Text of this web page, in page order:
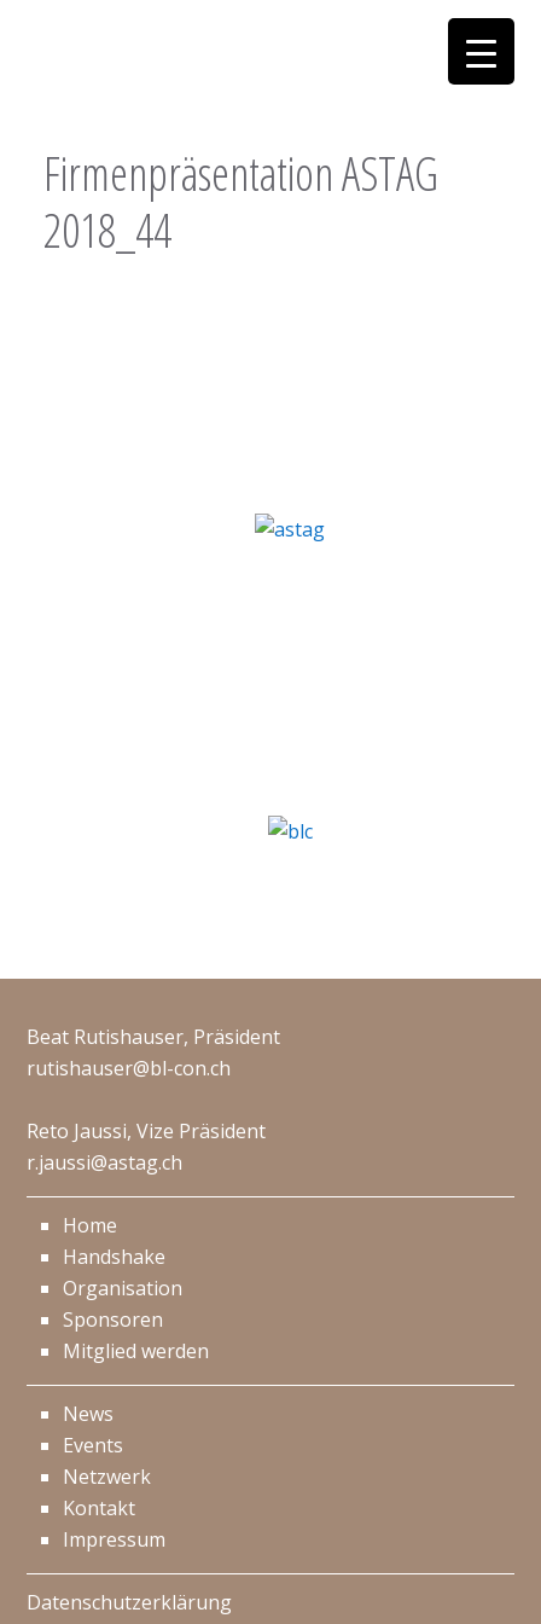
Firmenpräsentation ASTAG
2018_44
Beat Rutishauser, Präsident
rutishauser@bl-con.ch
Reto Jaussi, Vize Präsident
r.jaussi@astag.ch
Home
Handshake
Organisation
Sponsoren
Mitglied werden
News
Events
Netzwerk
Kontakt
Impressum
Datenschutzerklärung